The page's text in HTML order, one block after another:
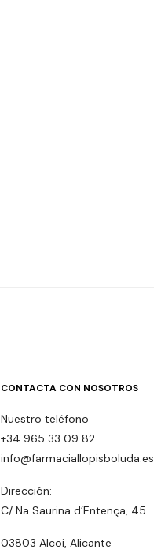
CONTACTA CON NOSOTROS
Nuestro teléfono
+34 965 33 09 82
info@farmaciallopisboluda.es
Dirección:
C/ Na Saurina d’Entença, 45
03803 Alcoi, Alicante